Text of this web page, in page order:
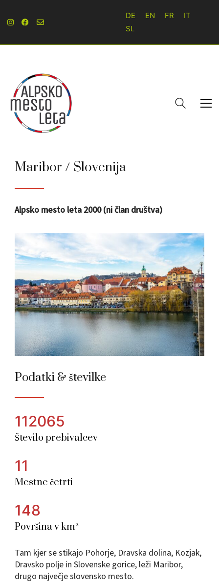
DE EN FR
IT
SL
Maribor / Slovenija
Alpsko mesto leta 2000 (ni član društva)
Maribor
Alpsko mesto leta 2000
Podatki & številke
112065
Število prebivalcev
11
Mestne četrti
148
Površina v km²
Tam kjer se stikajo Pohorje, Dravska dolina, Kozjak,
Dravsko polje in Slovenske gorice, leži Maribor,
drugo največje slovensko mesto.